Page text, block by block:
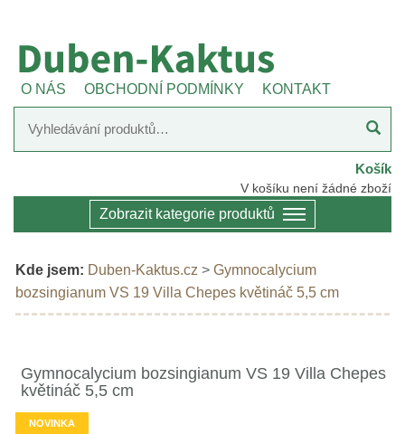
O NÁS OBCHODNÍ PODMÍNKY KONTAKT
Košík
V košíku není žádné zboží
Zobrazit kategorie produktů
Kde jsem: Duben-Kaktus.cz > Gymnocalycium
bozsingianum VS 19 Villa Chepes květináč 5,5 cm
Gymnocalycium bozsingianum VS 19 Villa Chepes
květináč 5,5 cm
NOVINKA